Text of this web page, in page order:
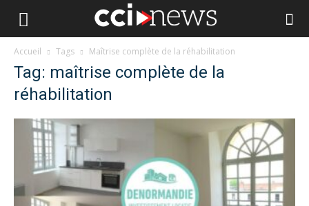
Accueil Tags Maîtrise complète de la réhabilitation
Tag: maîtrise complète de la
réhabilitation